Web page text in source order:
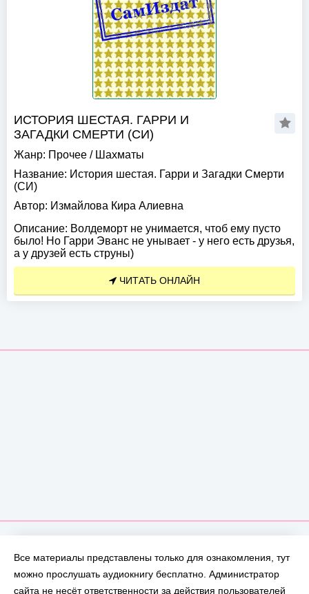
ИСТОРИЯ ШЕСТАЯ. ГАРРИ И
ЗАГАДКИ СМЕРТИ (СИ)
Жанр: Прочее / Шахматы
Название: История шестая. Гарри и Загадки Смерти
(СИ)
Автор: Измайлова Кира Алиевна
Описание: Волдеморт не унимается, чтоб ему пусто
было! Но Гарри Эванс не унывает - у него есть друзья,
а у друзей есть струны)
ЧИТАТЬ ОНЛАЙН
Все материалы представлены только для ознакомления, тут
можно прослушать аудиокнигу бесплатно. Администратор
сайта не несёт ответственности за действия пользователей